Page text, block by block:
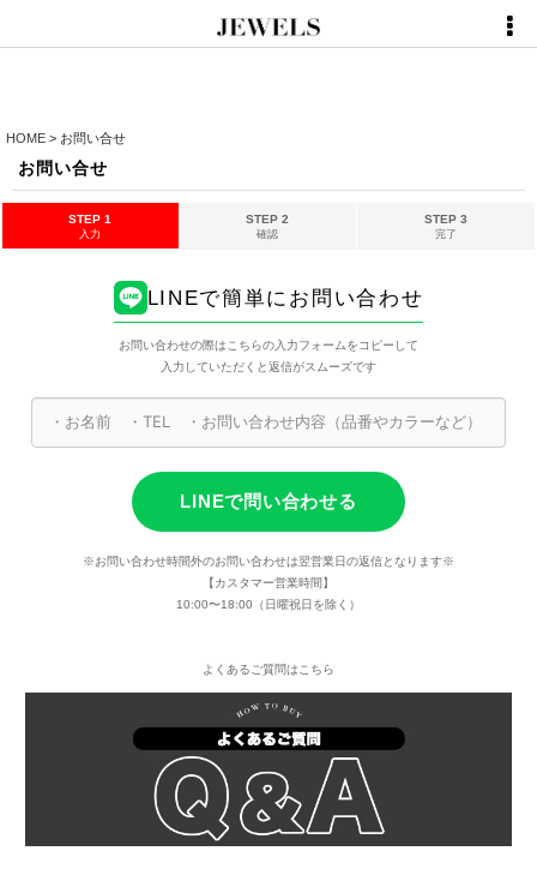
HOME > お問い合せ
お問い合せ
STEP 1
入力
STEP 2
確認
STEP 3
完了
LINEで簡単にお問い合わせ
お問い合わせの際はこちらの入力フォームをコピーして
入力していただくと返信がスムーズです
LINEで問い合わせる
※お問い合わせ時間外のお問い合わせは翌営業日の返信となります※
【カスタマー営業時間】
10:00〜18:00（日曜祝日を除く）
よくあるご質問はこちら